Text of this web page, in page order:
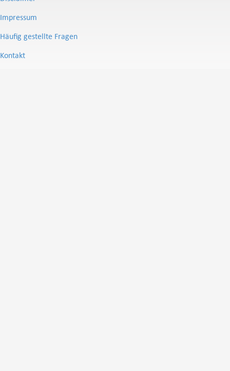
Impressum
Häufig gestellte Fragen
Kontakt